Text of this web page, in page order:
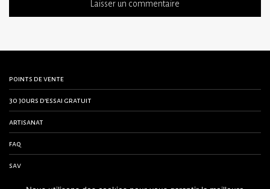
points de vente
30 jours d’essai gratuit
artisanat
faq
sav
contactez-nous